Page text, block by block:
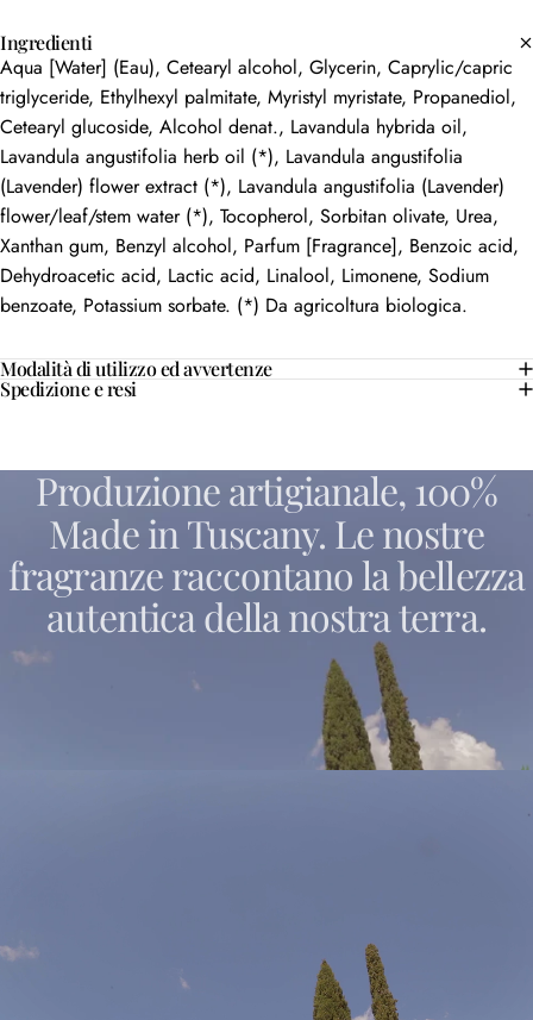
Ingredienti
Aqua [Water] (Eau), Cetearyl alcohol, Glycerin, Caprylic/capric
triglyceride, Ethylhexyl palmitate, Myristyl myristate, Propanediol,
Cetearyl glucoside, Alcohol denat., Lavandula hybrida oil,
Lavandula angustifolia herb oil (*), Lavandula angustifolia
(Lavender) flower extract (*), Lavandula angustifolia (Lavender)
flower/leaf/stem water (*), Tocopherol, Sorbitan olivate, Urea,
Xanthan gum, Benzyl alcohol, Parfum [Fragrance], Benzoic acid,
Dehydroacetic acid, Lactic acid, Linalool, Limonene, Sodium
benzoate, Potassium sorbate. (*) Da agricoltura biologica.
Modalità di utilizzo ed avvertenze
Spedizione e resi
Produzioneartigianale,100%
Madein Tuscany. Lenostre
fragranzeraccontanolabellezza
autentica dellanostraterra.